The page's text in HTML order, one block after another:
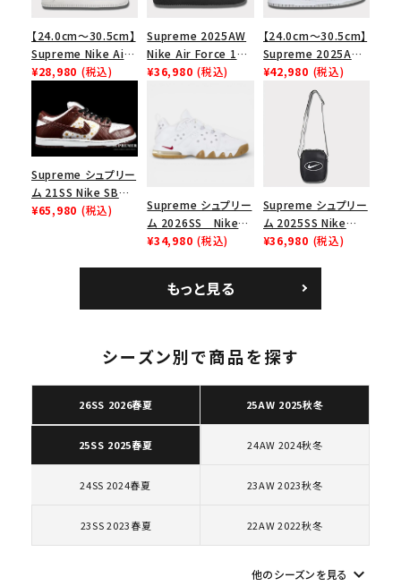
キーワードから探す
人気ワード 2026SS 2025AW 2025SS
Tシャツ・ロングスリーブ
キャップ・ハット
パーカー・クルーネック
ショルダー・ウエストバッグ
カテゴリーから探す
コラボレーションブランドから探す
【24.0cm～30.5cm】
Supreme Nike Air
Force 1 Low シュプ
ース１スニーカー シ
ューズ ホワイト
¥28,980 (税込)
Supreme 2025AW
Nike Air Force 1
Low シュプリーム ナ
ラック
¥36,980 (税込)
【24.0cm～30.5cm】
Supreme 2025AW
Nike SB Dunk Low
ナイキ SB ダンク ロ
ー スニーカー ホワイ
¥42,980 (税込)
Supreme シュプリー
ム 21SS Nike SB
Dunk Low ナイキSB
¥65,980 (税込)
Supreme シュプリー
ム 2026SS Nike
SB Air Max 2 CB 94
ロー SP ホワイト
¥34,980 (税込)
Supreme シュプリー
ム 2025SS Nike
Leather Shoulder
¥36,980 (税込)
もっと見る
シーズン別で商品を探す
26SS 2026春夏 25AW 2025秋冬
25SS 2025春夏 24AW 2024秋冬
24SS 2024春夏 23AW 2023秋冬
23SS 2023春夏 22AW 2022秋冬
他のシーズンを見る keyboard_arrow_down